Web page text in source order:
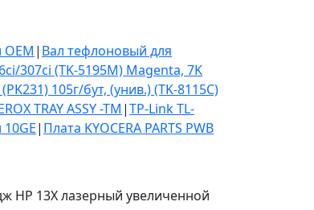
| Вал тефлоновый для
307ci (TK-5195M) Magenta, 7K
105г/бут, (унив.) (TK-8115C)
TRAY ASSY -TM |TP-Link TL-
| Плата KYOCERA PARTS PWB